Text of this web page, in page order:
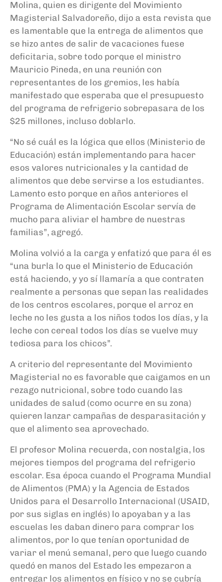
Molina, quien es dirigente del Movimiento
Magisterial Salvadoreño, dijo a esta revista que
es lamentable que la entrega de alimentos que
se hizo antes de salir de vacaciones fuese
deficitaria, sobre todo porque el ministro
Mauricio Pineda, en una reunión con
representantes de los gremios, les había
manifestado que esperaba que el presupuesto
del programa de refrigerio sobrepasara de los
$25 millones, incluso doblarlo.
“No sé cuál es la lógica que ellos (Ministerio de
Educación) están implementando para hacer
esos valores nutricionales y la cantidad de
alimentos que debe servirse a los estudiantes.
Lamento esto porque en años anteriores el
Programa de Alimentación Escolar servía de
mucho para aliviar el hambre de nuestras
familias”, agregó.
Molina volvió a la carga y enfatizó que para él es
“una burla lo que el Ministerio de Educación
está haciendo, y yo sí llamaría a que contraten
realmente a personas que sepan las realidades
de los centros escolares, porque el arroz en
leche no les gusta a los niños todos los días, y la
leche con cereal todos los días se vuelve muy
tediosa para los chicos”.
A criterio del representante del Movimiento
Magisterial no es favorable que caigamos en un
rezago nutricional, sobre todo cuando las
unidades de salud (como ocurre en su zona)
quieren lanzar campañas de desparasitación y
que el alimento sea aprovechado.
El profesor Molina recuerda, con nostalgia, los
mejores tiempos del programa del refrigerio
escolar. Esa época cuando el Programa Mundial
de Alimentos (PMA) y la Agencia de Estados
Unidos para el Desarrollo Internacional (USAID,
por sus siglas en inglés) lo apoyaban y a las
escuelas les daban dinero para comprar los
alimentos, por lo que tenían oportunidad de
variar el menú semanal, pero que luego cuando
quedó en manos del Estado les empezaron a
entregar los alimentos en físico y no se cubría